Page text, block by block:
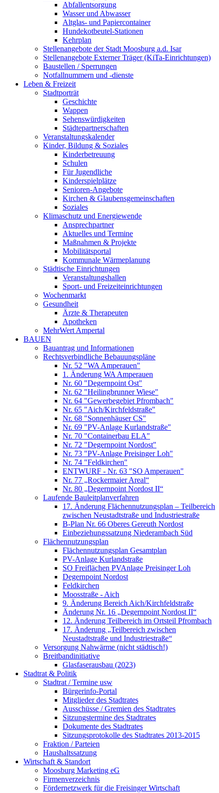
Abfallentsorgung
Wasser und Abwasser
Altglas- und Papiercontainer
Hundekotbeutel-Stationen
Kehrplan
Stellenangebote der Stadt Moosburg a.d. Isar
Stellenangebote Externer Träger (KiTa-Einrichtungen)
Baustellen / Sperrungen
Notfallnummern und -dienste
Leben & Freizeit
Stadtporträt
Geschichte
Wappen
Sehenswürdigkeiten
Städtepartnerschaften
Veranstaltungskalender
Kinder, Bildung & Soziales
Kinderbetreuung
Schulen
Für Jugendliche
Kinderspielplätze
Senioren-Angebote
Kirchen & Glaubensgemeinschaften
Soziales
Klimaschutz und Energiewende
Ansprechpartner
Aktuelles und Termine
Maßnahmen & Projekte
Mobilitätsportal
Kommunale Wärmeplanung
Städtische Einrichtungen
Veranstaltungshallen
Sport- und Freizeiteinrichtungen
Wochenmarkt
Gesundheit
Ärzte & Therapeuten
Apotheken
MehrWert Ampertal
BAUEN
Bauantrag und Informationen
Rechtsverbindliche Bebauungspläne
Nr. 52 "WA Amperauen"
1. Änderung WA Amperauen
Nr. 60 "Degernpoint Ost"
Nr. 62 "Heilingbrunner Wiese"
Nr. 64 "Gewerbegebiet Pfrombach"
Nr. 65 "Aich/Kirchfeldstraße"
Nr. 68 "Sonnenhäuser CS"
Nr. 69 "PV-Anlage Kurlandstraße"
Nr. 70 "Containerbau ELA"
Nr. 72 "Degernpoint Nordost"
Nr. 73 "PV-Anlage Preisinger Loh"
Nr. 74 "Feldkirchen"
ENTWURF - Nr. 63 "SO Amperauen"
Nr. 77 „Rockermaier Areal“
Nr. 80 „Degernpoint Nordost II“
Laufende Bauleitplanverfahren
17. Änderung Flächennutzungsplan – Teilbereich
zwischen Neustadtstraße und Industriestraße
B-Plan Nr. 66 Oberes Gereuth Nordost
Einbeziehungssatzung Niederambach Süd
Flächennutzungsplan
Flächennutzungsplan Gesamtplan
PV-Anlage Kurlandstraße
SO Freiflächen PV­Anlage Preisinger Loh
Degernpoint Nordost
Feldkirchen
Moosstraße - Aich
9. Änderung Bereich Aich/Kirchfeldstraße
Änderung Nr. 16 „Degernpoint Nordost II“
12. Änderung Teilbereich im Ortsteil Pfrombach
17. Änderung „Teilbereich zwischen
Neustadtstraße und Industriestraße“
Versorgung Nahwärme (nicht städtisch!)
Breitbandinitiative
Glasfaserausbau (2023)
Stadtrat & Politik
Stadtrat / Termine usw
Bürgerinfo-Portal
Mitglieder des Stadtrates
Ausschüsse / Gremien des Stadtrates
Sitzungstermine des Stadtrates
Dokumente des Stadtrates
Sitzungsprotokolle des Stadtrates 2013-2015
Fraktion / Parteien
Haushaltssatzung
Wirtschaft & Standort
Moosburg Marketing eG
Firmenverzeichnis
Fördernetzwerk für die Freisinger Wirtschaft